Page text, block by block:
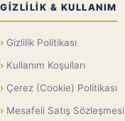
GIZLILIK & KULLANIM
Gizlilik Politikası
Kullanım Koşulları
Çerez (Cookie) Politikası
Mesafeli Satış Sözleşmesi